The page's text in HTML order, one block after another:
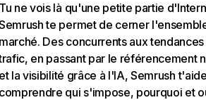
Tu ne vois là qu'une petite partie
te permet de cerner
marché. Des concurrents aux
en passant par le référencement
et la visibilité grâce à l'IA, Semrush
comprendre qui s'impose, pourquoi et